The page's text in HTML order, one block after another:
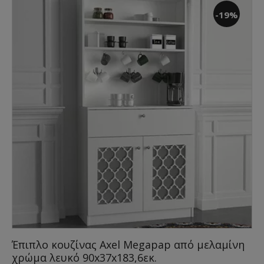
-19%
Έπιπλο κουζίνας Axel Megapap από μελαμίνη
χρώμα λευκό 90x37x183,6εκ.